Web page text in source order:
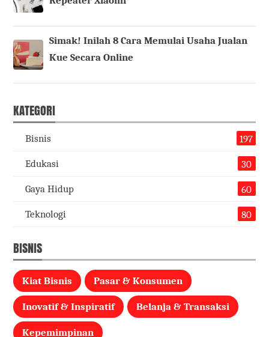
Simak! Inilah 8 Cara Memulai Usaha Jualan
Kue Secara Online
KATEGORI
Bisnis 197
Edukasi 30
Gaya Hidup 60
Teknologi 80
BISNIS
Kiat Bisnis Pasar & Konsumen
Inovatif & Inspiratif Belanja & Transaksi
Kepemimpinan